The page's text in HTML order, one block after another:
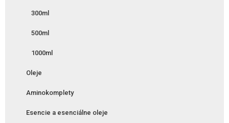
300ml
500ml
1000ml
Oleje
Aminokomplety
Esencie a esenciálne oleje